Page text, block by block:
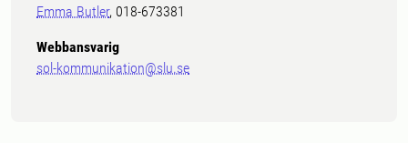
Emma Butler, 018-673381
Webbansvarig
sol-kommunikation@slu.se